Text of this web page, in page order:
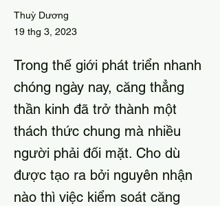
Thuỳ Dương
19 thg 3, 2023
Trong thế giới phát triển nhanh
chóng ngày nay, căng thẳng
thần kinh đã trở thành một
thách thức chung mà nhiều
người phải đối mặt. Cho dù
được tạo ra bởi nguyên nhận
nào thì việc kiểm soát căng